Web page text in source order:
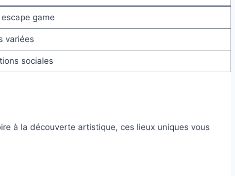
game
variées
sociales
à la découverte artistique, ces lieux uniques vous